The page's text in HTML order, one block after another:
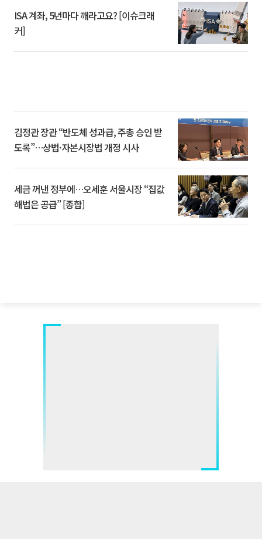
ISA 계좌, 5년마다 깨라고요? [이슈크래
커]
김정관 장관 “반도체 성과급, 주총 승인 받
도록”…상법·자본시장법 개정 시사
세금 꺼낸 정부에…오세훈 서울시장 “집값
해법은 공급” [종합]